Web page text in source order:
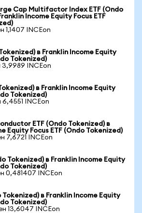
Cap Multifactor Index ETF (Ondo
Income Equity Focus ETF
1,1407 INCEon
в Franklin Income Equity
Tokenized)
3,9989 INCEon
в Franklin Income Equity
Tokenized)
6,4551 INCEon
ETF (Ondo Tokenized) в
Equity Focus ETF (Ondo Tokenized)
7,6721 INCEon
Tokenized) в Franklin Income Equity
Tokenized)
0,481407 INCEon
в Franklin Income Equity
Tokenized)
13,6047 INCEon